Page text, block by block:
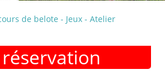
de belote - Jeux - Atelier